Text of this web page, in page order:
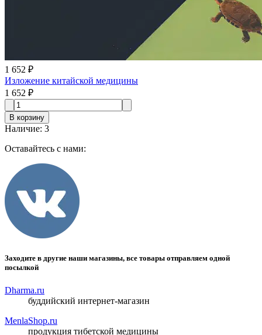
1 652 ₽
Изложение китайской медицины
1 652 ₽
В корзину
Наличие: 3
Оставайтесь с нами:
Заходите в другие наши магазины, все товары отправляем одной
посылкой
Dharma.ru
буддийский интернет-магазин
MenlaShop.ru
продукция тибетской медицины